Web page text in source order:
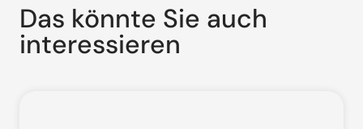
Das könnte Sie auch
interessieren